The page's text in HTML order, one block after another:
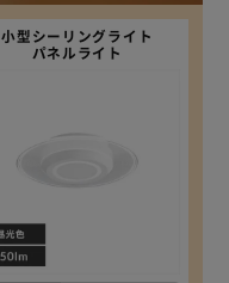
小型シーリングライト
パネルライト